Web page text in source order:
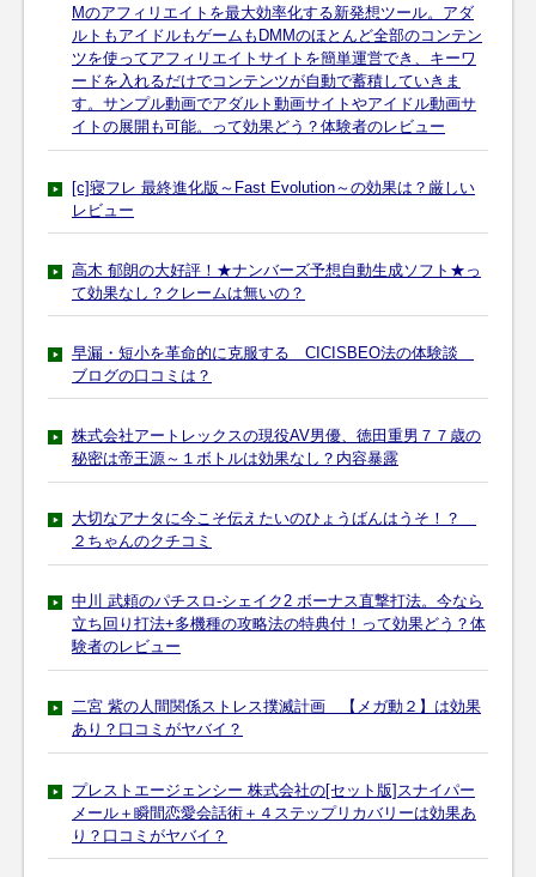
Mのアフィリエイトを最大効率化する新発想ツール。アダ
ルトもアイドルもゲームもDMMのほとんど全部のコンテン
ツを使ってアフィリエイトサイトを簡単運営でき、キーワ
ードを入れるだけでコンテンツが自動で蓄積していきま
す。サンプル動画でアダルト動画サイトやアイドル動画サ
イトの展開も可能。って効果どう？体験者のレビュー
[c]寝フレ 最終進化版～Fast Evolution～の効果は？厳しい
レビュー
高木 郁朗の大好評！★ナンバーズ予想自動生成ソフト★っ
て効果なし？クレームは無いの？
早漏・短小を革命的に克服する CICISBEO法の体験談
ブログの口コミは？
株式会社アートレックスの現役AV男優、徳田重男７７歳の
秘密は帝王源～１ボトルは効果なし？内容暴露
大切なアナタに今こそ伝えたいのひょうばんはうそ！？
２ちゃんのクチコミ
中川 武頼のパチスロ-シェイク2 ボーナス直撃打法。今なら
立ち回り打法+多機種の攻略法の特典付！って効果どう？体
験者のレビュー
二宮 紫の人間関係ストレス撲滅計画 【メガ動２】は効果
あり？口コミがヤバイ？
プレストエージェンシー 株式会社の[セット版]スナイパー
メール＋瞬間恋愛会話術＋４ステップリカバリーは効果あ
り？口コミがヤバイ？